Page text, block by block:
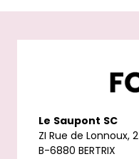
Le Saupont SC
ZI Rue de Lonnoux, 2
B-6880 BERTRIX